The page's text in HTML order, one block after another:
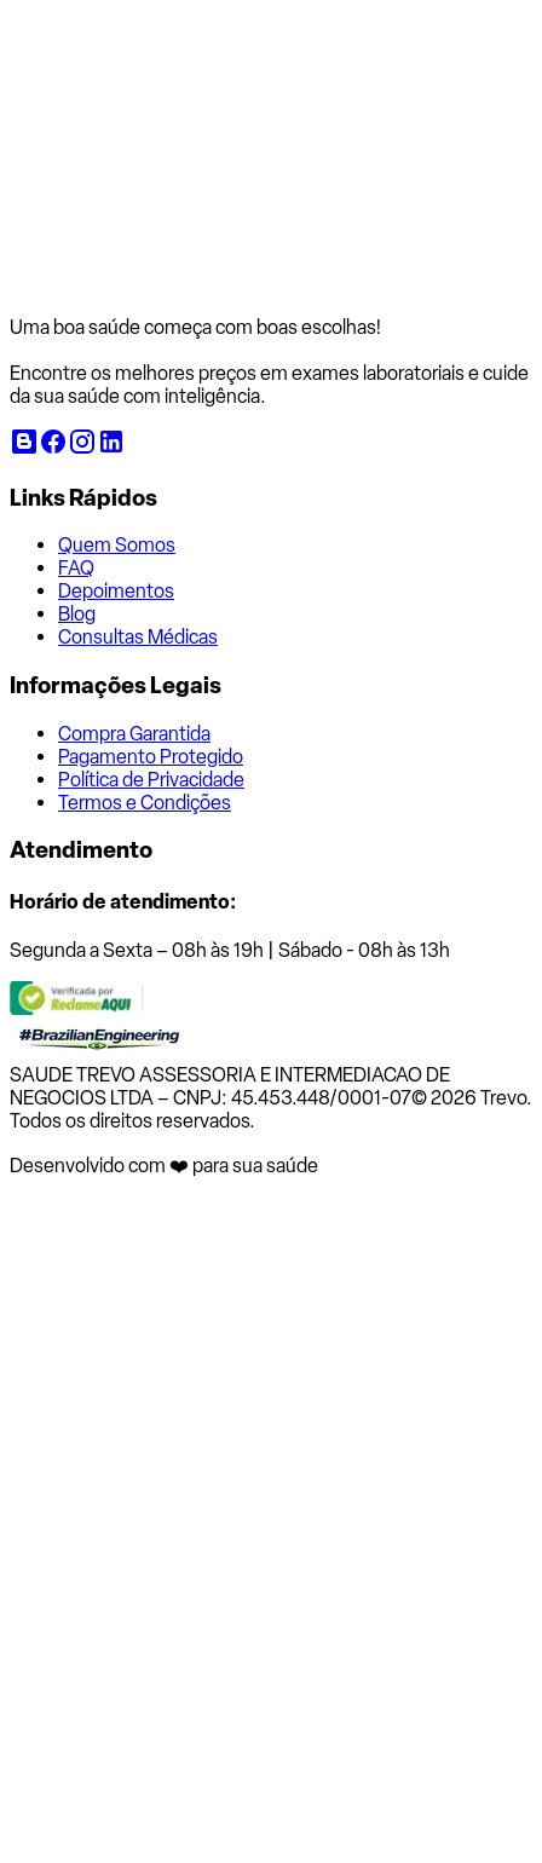
Uma boa saúde começa com boas escolhas!
Encontre os melhores preços em exames laboratoriais e cuide
da sua saúde com inteligência.
Links Rápidos
Quem Somos
FAQ
Depoimentos
Blog
Consultas Médicas
Informações Legais
Compra Garantida
Pagamento Protegido
Política de Privacidade
Termos e Condições
Atendimento
Horário de atendimento:
Segunda a Sexta – 08h às 19h | Sábado - 08h às 13h
SAUDE TREVO ASSESSORIA E INTERMEDIACAO DE
NEGOCIOS LTDA – CNPJ: 45.453.448/0001-07© 2026 Trevo.
Todos os direitos reservados.
Desenvolvido com ❤️ para sua saúde